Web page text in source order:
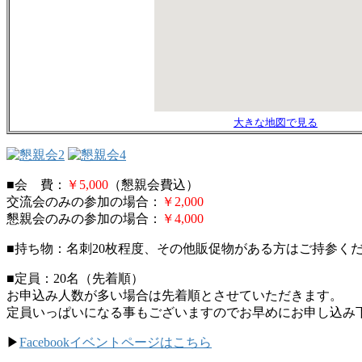
大きな地図で見る
■会 費： ￥5,000 （懇親会費込）
交流会のみの参加の場合：
￥2,000
懇親会のみの参加の場合：
￥4,000
■持ち物：名刺20枚程度、その他販促物がある方はご持参くだ
■定員：20名（先着順）
お申込み人数が多い場合は先着順とさせていただきます。
定員いっぱいになる事もございますのでお早めにお申し込み
▶Facebookイベントページはこちら